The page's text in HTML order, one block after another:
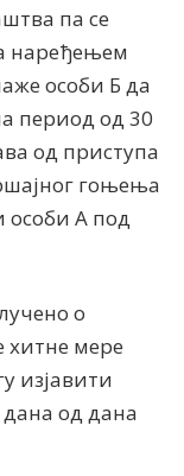
па се
наређењем
особи Б да
период од 30
од приступа
гоњења
особи А под
о
хитне мере
изјавити
од дана